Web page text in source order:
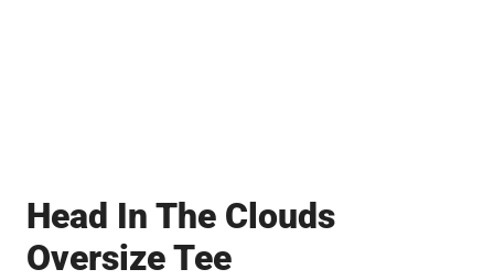
Head In The Clouds
Oversize Tee